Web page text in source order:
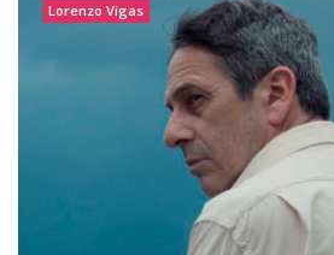
Lorenzo Vigas